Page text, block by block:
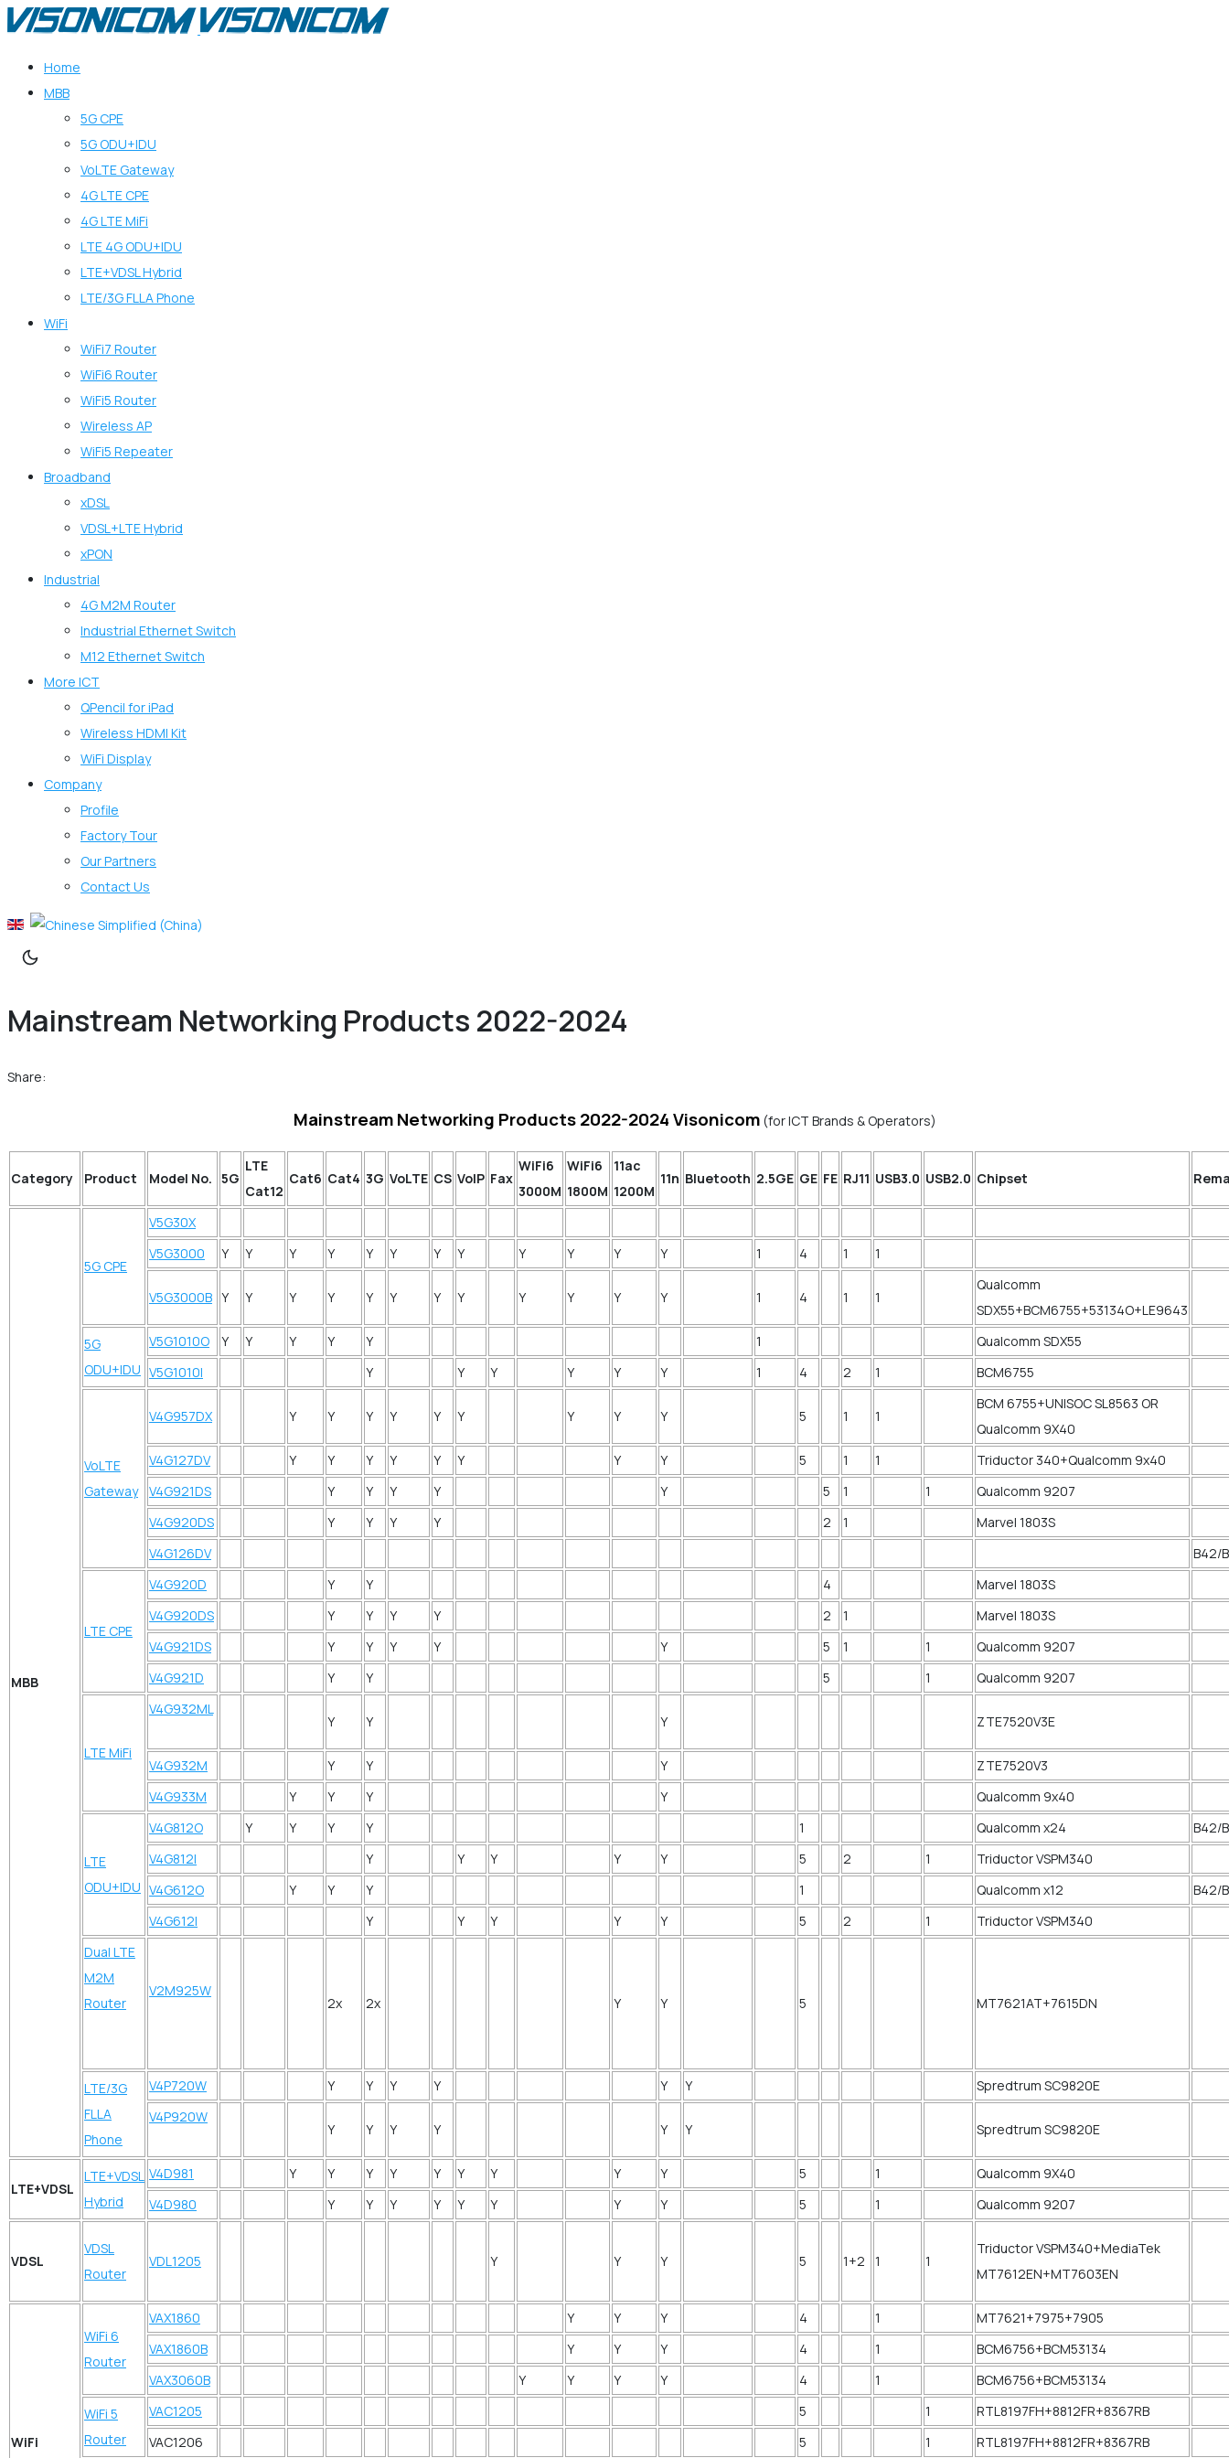
Home
MBB
5G CPE
5G ODU+IDU
VoLTE Gateway
4G LTE CPE
4G LTE MiFi
LTE 4G ODU+IDU
LTE+VDSL Hybrid
LTE/3G FLLA Phone
WiFi
WiFi7 Router
WiFi6 Router
WiFi5 Router
Wireless AP
WiFi5 Repeater
Broadband
xDSL
VDSL+LTE Hybrid
xPON
Industrial
4G M2M Router
Industrial Ethernet Switch
M12 Ethernet Switch
More ICT
QPencil for iPad
Wireless HDMI Kit
WiFi Display
Company
Profile
Factory Tour
Our Partners
Contact Us
Mainstream Networking Products 2022-2024
Share:
Mainstream Networking Products 2022-2024 Visonicom(for ICT Brands & Operators)
Category Product Model No. 5G
LTE
Cat12
Cat6 Cat4 3G VoLTE CS VoIP Fax
WiFi6
3000M
WiFi6
1800M
11ac
1200M
11n Bluetooth 2.5GE GE FE RJ11 USB3.0 USB2.0 Chipset
MBB
5G CPE
V5G30X
V5G3000
Y Y Y Y Y Y Y Y Y Y Y Y 1 4 1 1
V5G3000B Y Y Y Y Y Y Y Y Y Y Y Y 1 4 1 1
Qualcomm
SDX55+BCM6755+53134O+LE9643
5G
ODU+IDU
V5G1010O Y Y Y Y Y 1
Qualcomm SDX55
V5G1010I
Y Y Y Y Y Y 1 4 2 1 BCM6755
VoLTE
Gateway
V4G957DX Y Y Y Y Y Y Y Y Y 5 1 1
BCM 6755+UNISOC SL8563 OR
Qualcomm 9X40
V4G127DV
Y Y Y Y Y Y Y Y 5 1 1
Triductor 340+Qualcomm 9x40
V4G921DS
Y Y Y Y Y 5 1 1
Qualcomm 9207
V4G920DS
Y Y Y Y 2 1
Marvel 1803S
V4G126DV
B42/
LTE CPE
V4G920D Y Y 4
Marvel 1803S
V4G920DS
Y Y Y Y 2 1
Marvel 1803S
V4G921DS
Y Y Y Y Y 5 1 1
Qualcomm 9207
V4G921D
Y Y 5 1 Qualcomm 9207
LTE MiFi
V4G932ML
Y Y Y ZTE7520V3E
V4G932M Y Y Y
ZTE7520V3
V4G933M
Y Y Y Y Qualcomm 9x40
LTE
ODU+IDU
V4G812O Y Y Y Y 1 Qualcomm x24
V4G812I
Y Y Y Y Y 5 2 1
Triductor VSPM340
V4G612O
Y Y Y 1 Qualcomm x12
V4G612I
Y Y Y Y Y 5 2 1
Triductor VSPM340
Dual LTE
M2M
Router
V2M925W
2x 2x Y Y 5 MT7621AT+7615DN
LTE/3G
FLLA
Phone
V4P720W Y Y Y Y Y Y
Spredtrum SC9820E
V4P920W
Y Y Y Y Y Y Spredtrum SC9820E
LTE+VDSL
LTE+VDSL
Hybrid
V4D981 Y Y Y Y Y Y Y Y Y 5 1
Qualcomm 9X40
V4D980
Y Y Y Y Y Y Y Y 5 1 Qualcomm 9207
VDSL
VDSL
Router
VDL1205 Y Y Y 5 1+2 1 1
Triductor VSPM340+MediaTek
MT7612EN+MT7603EN
WiFi
WiFi 6
Router
VAX1860 Y Y Y 4 1
MT7621+7975+7905
VAX1860B
Y Y Y 4 1
BCM6756+BCM53134
VAX3060B
Y Y Y Y 4 1
BCM6756+BCM53134
WiFi 5
Router
VAC1205 5 1
RTL8197FH+8812FR+8367RB
VAC1206
5 1 RTL8197FH+8812FR+8367RB